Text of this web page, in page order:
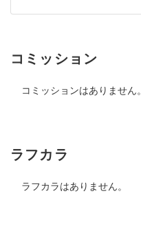
コミッション
コミッションはありません。
ラフカラ
ラフカラはありません。